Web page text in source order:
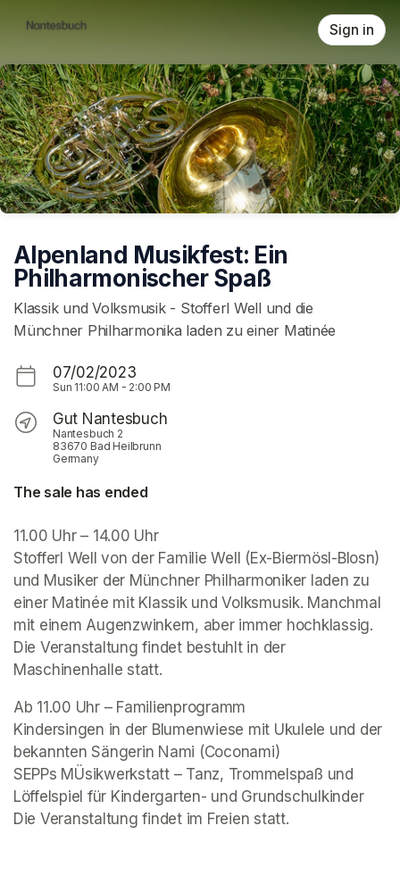
Sign in
Alpenland Musikfest: Ein
Philharmonischer Spaß
Klassik und Volksmusik - Stofferl Well und die
Münchner Philharmonika laden zu einer Matinée
07/02/2023
Sun 11:00 AM - 2:00 PM
Gut Nantesbuch
Nantesbuch 2
83670 Bad Heilbrunn
Germany
The sale has ended
11.00 Uhr – 14.00 Uhr
Stofferl Well von der Familie Well (Ex-Biermösl-Blosn)
und Musiker der Münchner Philharmoniker laden zu
einer Matinée mit Klassik und Volksmusik. Manchmal
Die Veranstaltung findet bestuhlt in der
Maschinenhalle statt.
Ab 11.00 Uhr – Familienprogramm
Kindersingen in der Blumenwiese mit Ukulele und der
bekannten Sängerin Nami (Coconami)
SEPPs MÜsikwerkstatt – Tanz, Trommelspaß und
Löffelspiel für Kindergarten- und Grundschulkinder
Die Veranstaltung findet im Freien statt.